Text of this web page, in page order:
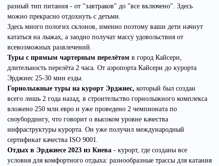
разный тип питания - от "завтраков" до "все включено". Здесь
можно прекрасно отдохнуть с детьми.
Здесь много пологих склонов, именно поэтому ваши дети начнут
кататься на лыжах, а заодно получат массу удовольствия от
всевозможных развлечений.
Туры с прямым чартерным перелётом в город Кайсери,
длительность перелёта 2 часа. От аэропорта Кайсери до курорта
Эрджиес 25-30 мин езды.
Горнолыжные туры на курорт Эрджиес, который был создан
всего лишь 2 года назад, в строительство горнолыжного комплекса
вложено 250 млн.евро и уже проведено 2 чемпионата по
сноубордингу, что говорит о высоком уровне качества
инфраструктуры курорта. Он уже получил международный
сертификат качества ISO 9001.
Отдых в Эрджиесе 2023 из Киева - курорт, где созданы все
условия для комфортного отдыха: разнообразные трассы для катания